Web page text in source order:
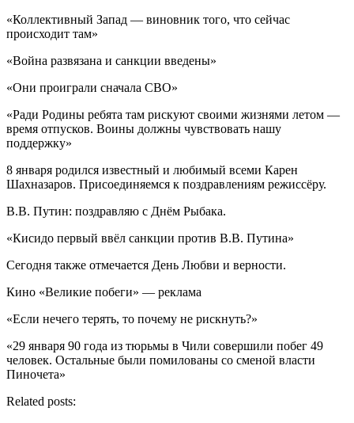
«Коллективный Запад — виновник того, что сейчас
происходит там»
«Война развязана и санкции введены»
«Они проиграли сначала СВО»
«Ради Родины ребята там рискуют своими жизнями летом —
время отпусков. Воины должны чувствовать нашу
поддержку»
8 января родился известный и любимый всеми Карен
Шахназаров. Присоединяемся к поздравлениям режиссёру.
В.В. Путин: поздравляю с Днём Рыбака.
«Кисидо первый ввёл санкции против В.В. Путина»
Сегодня также отмечается День Любви и верности.
Кино «Великие побеги» — реклама
«Если нечего терять, то почему не рискнуть?»
«29 января 90 года из тюрьмы в Чили совершили побег 49
человек. Остальные были помилованы со сменой власти
Пиночета»
Related posts: